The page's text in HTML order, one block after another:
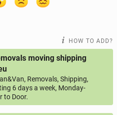
HOW TO ADD?
moving shipping
Removals, Shipping,
6 days a week, Monday-
to Door.